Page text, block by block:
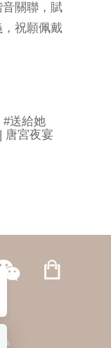
關聯，賦
祝願佩戴
#送給她
唐宮夜宴
策